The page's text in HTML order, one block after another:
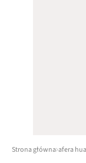
Strona główna afera